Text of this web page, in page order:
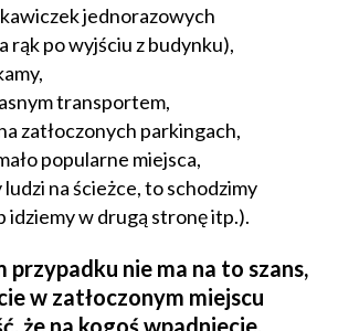
jednorazowych
rąk po wyjściu z budynku),
transportem,
zatłoczonych parkingach,
popularne miejsca,
na ścieżce, to schodzimy
idziemy w drugą stronę itp.).
przypadku nie ma na to szans,
w zatłoczonym miejscu
że na kogoś wpadniecie,